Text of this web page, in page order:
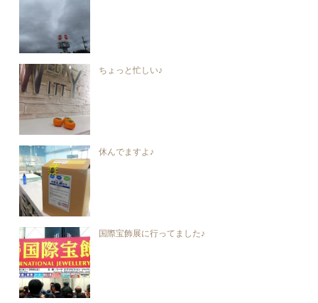
ちょっと忙しい♪
休んでますよ♪
国際宝飾展に行ってました♪